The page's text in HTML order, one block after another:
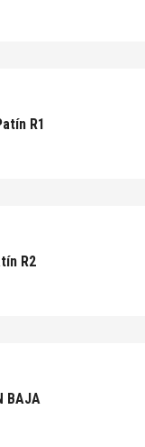
R1
R2
BAJA